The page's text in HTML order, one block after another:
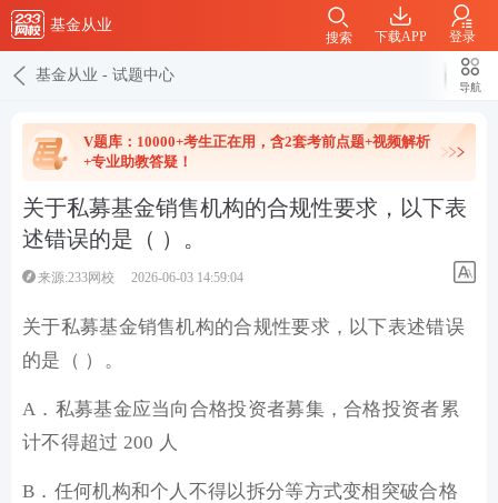
基金从业
下载APP 登录
搜索
基金从业 - 试题中心
导航
V题库：10000+考生正在用，含2套考前点题+视频解析
+专业助教答疑！
关于私募基金销售机构的合规性要求，以下表
述错误的是（ ）。
来源:233网校 2026-06-03 14:59:04
关于私募基金销售机构的合规性要求，以下表述错误
的是（ ）。
A．私募基金应当向合格投资者募集，合格投资者累
计不得超过 200 人
B．任何机构和个人不得以拆分等方式变相突破合格